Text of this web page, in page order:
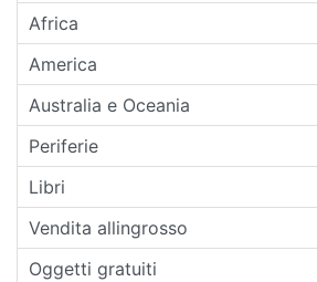
Africa
America
Australia e Oceania
Periferie
Libri
Vendita allingrosso
Oggetti gratuiti